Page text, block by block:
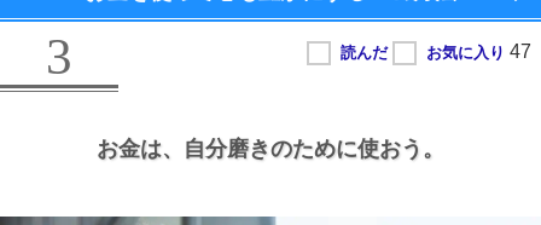
3
お金は、 自分磨きのために使おう。